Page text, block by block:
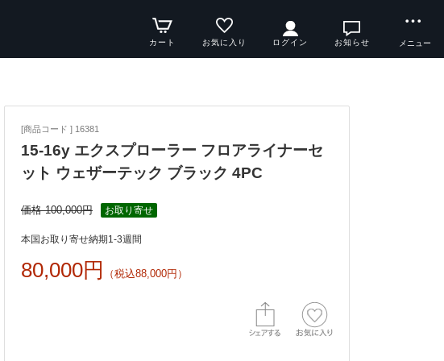
カート お気に入り ログイン お知らせ メニュー
[商品コード ] 16381
15-16y エクスプローラー フロアライナーセ
ット ウェザーテック ブラック 4PC
価格 100,000円 お取り寄せ
本国お取り寄せ納期1-3週間
80,000円 （税込88,000円）